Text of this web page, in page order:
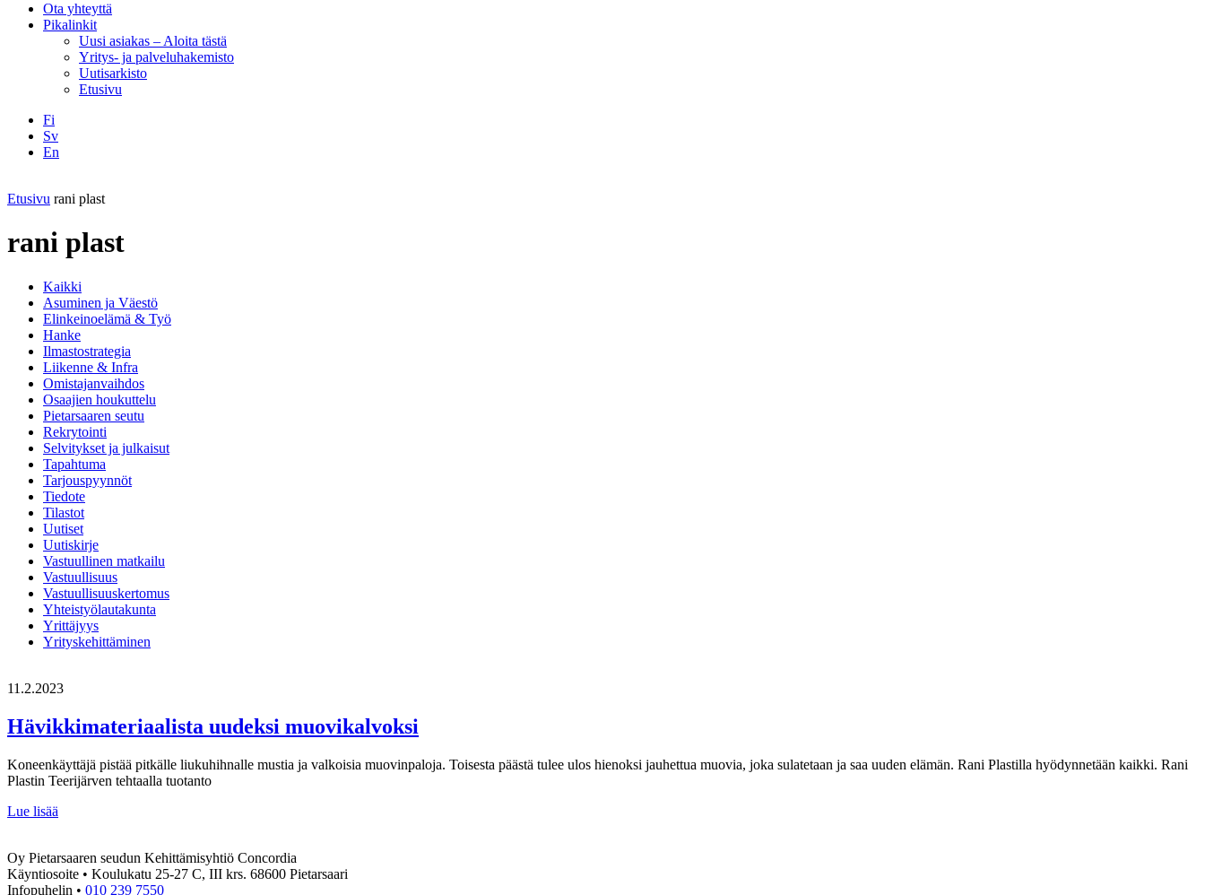
Ota yhteyttä
Pikalinkit
Uusi asiakas – Aloita tästä
Yritys- ja palveluhakemisto
Uutisarkisto
Etusivu
Fi
Sv
En
Etusivu rani plast
rani plast
Kaikki
Asuminen ja Väestö
Elinkeinoelämä & Työ
Hanke
Ilmastostrategia
Liikenne & Infra
Omistajanvaihdos
Osaajien houkuttelu
Pietarsaaren seutu
Rekrytointi
Selvitykset ja julkaisut
Tapahtuma
Tarjouspyynnöt
Tiedote
Tilastot
Uutiset
Uutiskirje
Vastuullinen matkailu
Vastuullisuus
Vastuullisuuskertomus
Yhteistyölautakunta
Yrittäjyys
Yrityskehittäminen
11.2.2023
Hävikkimateriaalista uudeksi muovikalvoksi
Koneenkäyttäjä pistää pitkälle liukuhihnalle mustia ja valkoisia muovinpaloja. Toisesta päästä tulee ulos hienoksi jauhettua muovia, joka sulatetaan ja saa uuden elämän. Rani Plastilla hyödynnetään kaikki. Rani
Plastin Teerijärven tehtaalla tuotanto
Lue lisää
Oy Pietarsaaren seudun Kehittämisyhtiö Concordia
Käyntiosoite • Koulukatu 25-27 C, III krs. 68600 Pietarsaari
Infopuhelin • 010 239 7550